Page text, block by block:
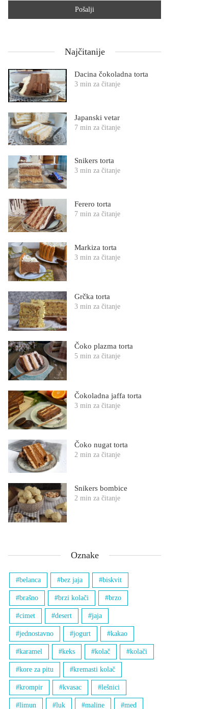
Najčitanije
Dacina čokoladna torta
3 min za čitanje
Japanski vetar
7 min za čitanje
Snikers torta
3 min za čitanje
Ferero torta
7 min za čitanje
Markiza torta
3 min za čitanje
Grčka torta
3 min za čitanje
Čoko plazma torta
5 min za čitanje
Čokoladna jaffa torta
3 min za čitanje
Čoko nugat torta
2 min za čitanje
Snikers bombice
2 min za čitanje
Oznake
belanca bez jaja biskvit
brašno brzi kolači brzo
cimet desert jaja
jednostavno jogurt kakao
karamel keks kolač kolači
kore za pitu kremasti kolač
krompir kvasac lešnici
limun luk maline med